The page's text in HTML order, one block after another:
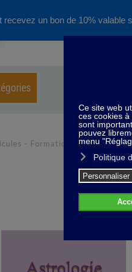
un bon de 10% valable
- Formations